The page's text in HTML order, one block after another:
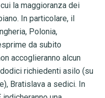
la maggioranza dei
In particolare, il
Polonia,
da subito
accoglieranno alcun
richiedenti asilo (su
Bratislava a sedici. In